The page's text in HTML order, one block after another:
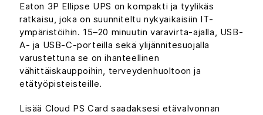
Eaton 3P Ellipse UPS on kompakti ja tyylikäs
ratkaisu, joka on suunniteltu nykyaikaisiin IT-
ympäristöihin. 15–20 minuutin varavirta-ajalla, USB-
A- ja USB-C-porteilla sekä ylijännitesuojalla
varustettuna se on ihanteellinen
vähittäiskauppoihin, terveydenhuoltoon ja
etätyöpisteisteille.
Lisää Cloud PS Card saadaksesi etävalvonnan